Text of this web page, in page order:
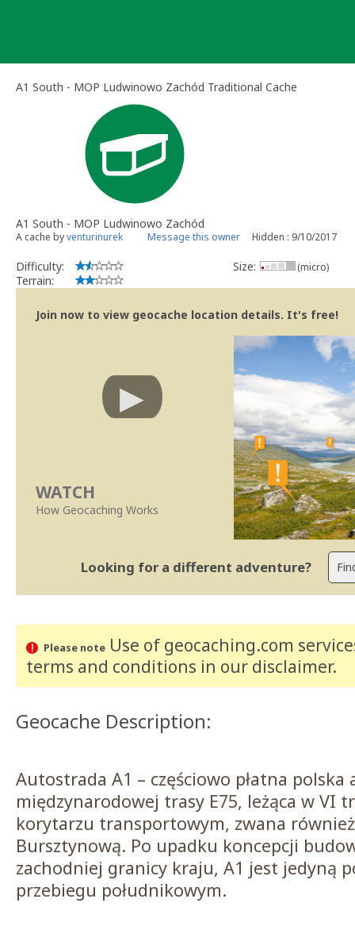
A1 South - MOP Ludwinowo Zachód Traditional Cache
A1 South - MOP Ludwinowo Zachód
A cache byventurinurek Message this owner Hidden : 9/10/2017
Difficulty:
Terrain:
Size: (micro)
Join now to view geocache location details. It's free!
WATCH
How Geocaching Works
Looking for a different adventure?
Please noteUse of geocaching.com
terms and conditions in our disclaimer.
Geocache Description:
Autostrada A1 – częściowo płatna
międzynarodowej trasy E75, leżąca w VI
korytarzu transportowym, zwana
Bursztynową. Po upadku koncepcji
zachodniej granicy kraju, A1 jest jedyną
przebiegu południkowym.